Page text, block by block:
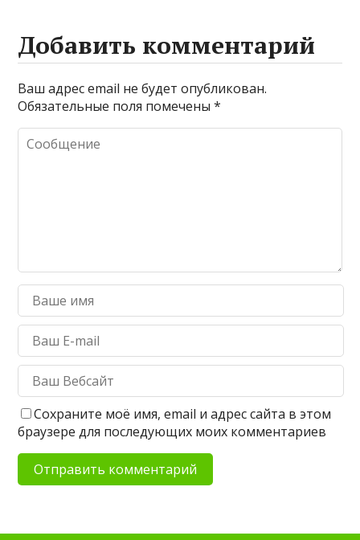
Добавить комментарий
Ваш адрес email не будет опубликован.
Обязательные поля помечены*
Сохраните моё имя, email и адрес сайта в этом
браузере для последующих моих комментариев